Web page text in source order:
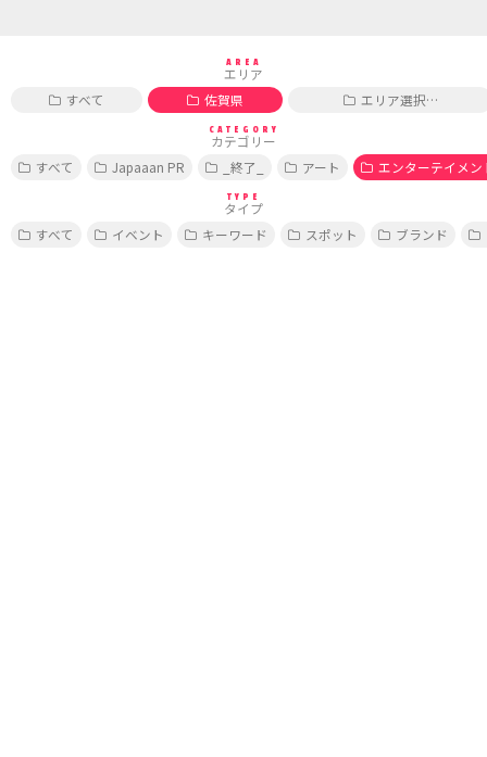
AREA
エリア
すべて
佐賀県 エリア選択…
CATEGORY
カテゴリー
すべて
Japaaan PR _終了_ アート エンターテイメン
TYPE
タイプ
すべて
イベント キーワード スポット ブランド